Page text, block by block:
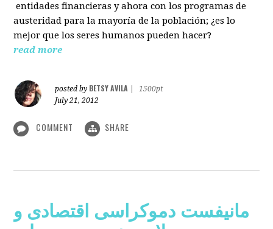
entidades financieras y ahora con los programas de
austeridad para la mayoría de la población; ¿es lo
mejor que los seres humanos pueden hacer?
read more
posted by BETSY AVILA
1500pt
July 21, 2012
COMMENT SHARE
مانیفست دموکراسی اقتصادی و